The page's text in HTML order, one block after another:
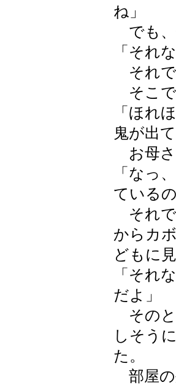
ね」
でも、
「それ
それで
そこで
「ほれ
鬼が出
お母さ
「なっ
ているの
それで
からカ
どもに
「それ
だよ」
そのと
しそう
た。
部屋の